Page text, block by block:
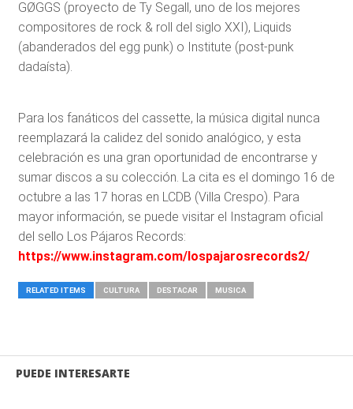
GØGGS (proyecto de Ty Segall, uno de los mejores
compositores de rock & roll del siglo XXI), Liquids
(abanderados del egg punk) o Institute (post-punk
dadaísta).
Para los fanáticos del cassette, la música digital nunca
reemplazará la calidez del sonido analógico, y esta
celebración es una gran oportunidad de encontrarse y
sumar discos a su colección. La cita es el domingo 16 de
octubre a las 17 horas en LCDB (Villa Crespo). Para
mayor información, se puede visitar el Instagram oficial
del sello Los Pájaros Records:
https://www.instagram.com/lospajarosrecords2/
RELATED ITEMS CULTURA DESTACAR MUSICA
PUEDE INTERESARTE